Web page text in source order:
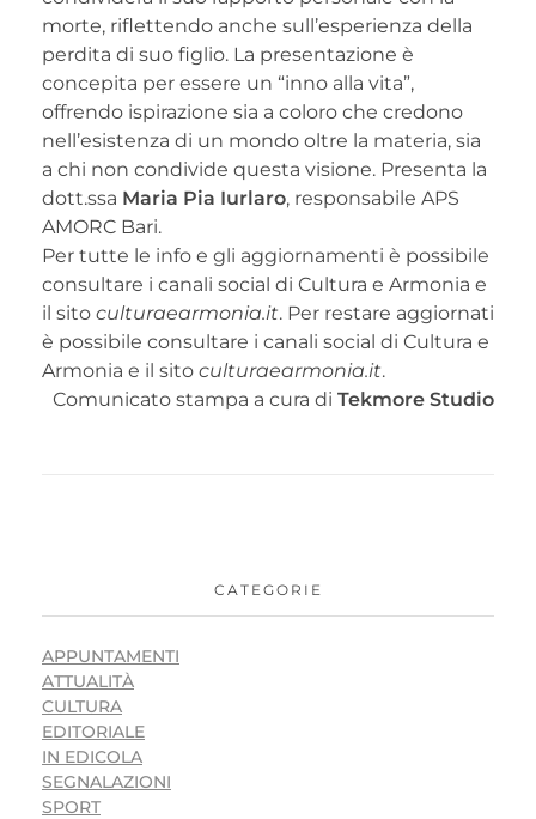
morte, riflettendo anche sull’esperienza della
perdita di suo figlio. La presentazione è
concepita per essere un “inno alla vita”,
offrendo ispirazione sia a coloro che credono
nell’esistenza di un mondo oltre la materia, sia
a chi non condivide questa visione. Presenta la
dott.ssa Maria Pia Iurlaro, responsabile APS
AMORC Bari.
Per tutte le info e gli aggiornamenti è possibile
consultare i canali social di Cultura e Armonia e
il sito culturaearmonia.it. Per restare aggiornati
è possibile consultare i canali social di Cultura e
Armonia e il sito culturaearmonia.it.
Comunicato stampa a cura di Tekmore Studio
CATEGORIE
APPUNTAMENTI
ATTUALITÀ
CULTURA
EDITORIALE
IN EDICOLA
SEGNALAZIONI
SPORT